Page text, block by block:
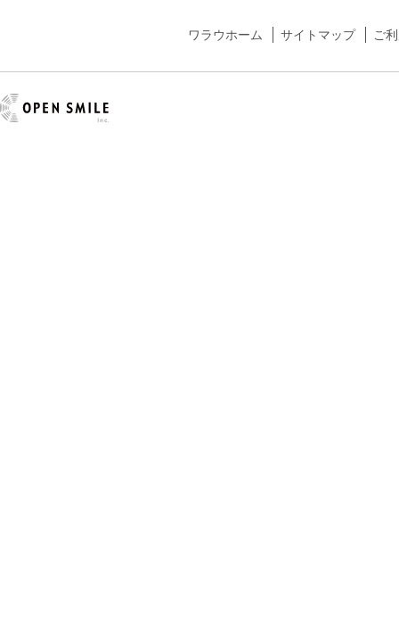
ワラウホーム サイトマップ ご